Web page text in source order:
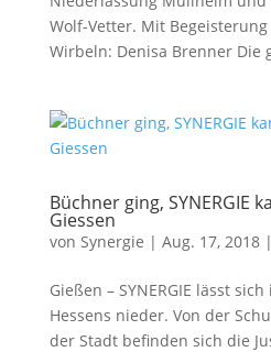
Wolf-Vetter. Mit
Wirbeln: Denisa Brenner Die
Büchner ging, SYNERGIE
Giessen
von Synergie | Aug. 17, 2018|
Gießen – SYNERGIE lässt
Hessens nieder. Von der
der Stadt befinden sich die